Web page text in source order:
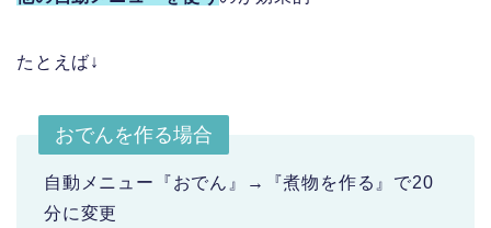
たとえば↓
おでんを作る場合
自動メニュー『おでん』→『煮物を作る』で20
分に変更